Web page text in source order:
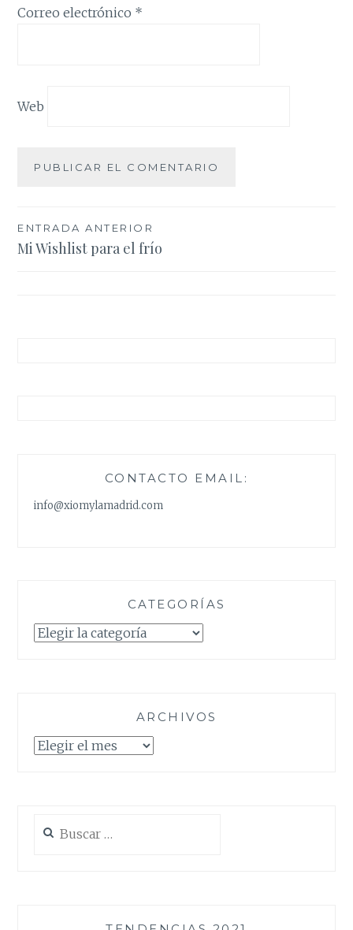
Correo electrónico *
Web
Navegación
de
ENTRADA ANTERIOR
Mi Wishlist para el frío
CONTACTO EMAIL:
info@xiomylamadrid.com
CATEGORÍAS
Categorías
ARCHIVOS
Archivos